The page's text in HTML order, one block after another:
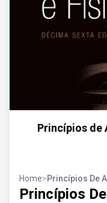
Princípios de
Home>Princípios De
Princípios